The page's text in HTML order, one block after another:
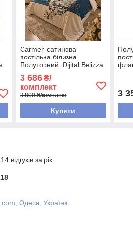
Carmen сатинова
постільна білизна.
Полуторний. Dijital Belizza
Туреччина.
3 686₴/
комплект
3 800 ₴/комплект
Купити
3
відгуків за рік
Одеса, Україна